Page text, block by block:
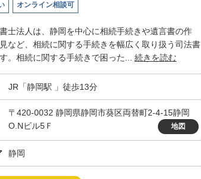
オンライン相談可
士法人は、静岡を中心に相続手続きや遺言書の作
など、相続に関する手続きを幅広く取り扱う司法書
。相続に関する手続きで困った... 続きを読む
JR「静岡駅 」徒歩13分
〒420-0032 静岡県静岡市葵区両替町2-4-15静岡
O.Nビル5Ｆ
地図
静岡